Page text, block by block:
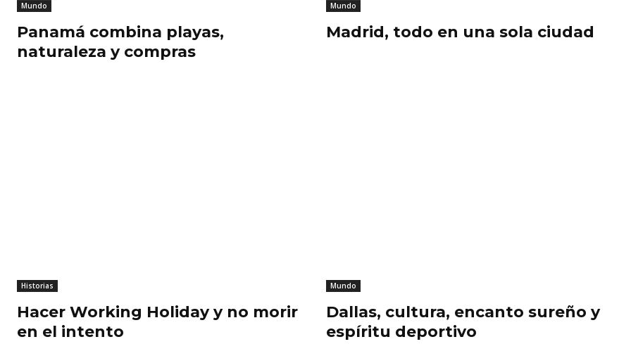
Mundo
Panamá combina playas,
naturaleza y compras
Mundo
Madrid, todo en una sola ciudad
Historias
Hacer Working Holiday y no morir
en el intento
Mundo
Dallas, cultura, encanto sureño y
espíritu deportivo